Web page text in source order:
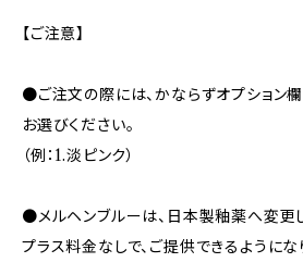
【ご注意】
●ご注文の際には、かならずオプション
お選びください。
（例：1.淡ピンク）
●メルヘンブルーは、日本製釉薬へ変更
プラス料金なしで、ご提供できるようにな